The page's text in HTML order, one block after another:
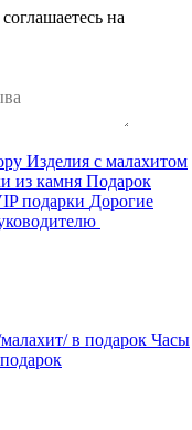
на
Изделия с малахитом
из камня Подарок
подарки Дорогие
Часы